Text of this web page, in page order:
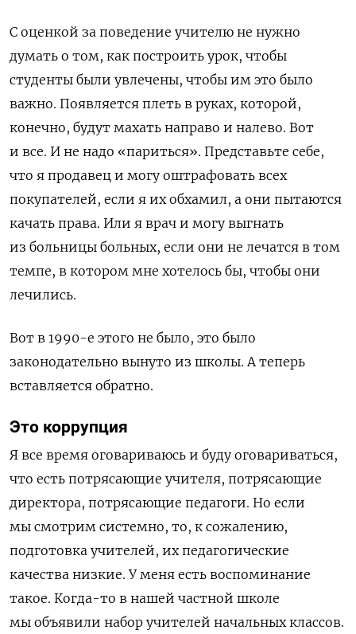
С оценкой за поведение учителю не нужно
думать о том, как построить урок, чтобы
студенты были увлечены, чтобы им это было
важно. Появляется плеть в руках, которой,
конечно, будут махать направо и налево. Вот
и все. И не надо «париться». Представьте себе,
что я продавец и могу оштрафовать всех
покупателей, если я их обхамил, а они пытаются
качать права. Или я врач и могу выгнать
из больницы больных, если они не лечатся в том
темпе, в котором мне хотелось бы, чтобы они
лечились.
Вот в 1990-е этого не было, это было
законодательно вынуто из школы. А теперь
вставляется обратно.
Это коррупция
Я все время оговариваюсь и буду оговариваться,
что есть потрясающие учителя, потрясающие
директора, потрясающие педагоги. Но если
мы смотрим системно, то, к сожалению,
подготовка учителей, их педагогические
качества низкие. У меня есть воспоминание
такое. Когда-то в нашей частной школе
мы объявили набор учителей начальных классов.